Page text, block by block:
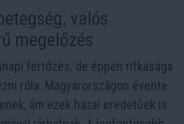
valós
megelőzés
fertőzés, de éppen ritkasága
róla. Magyarországon évente
ám ezek hazai eredetűek is